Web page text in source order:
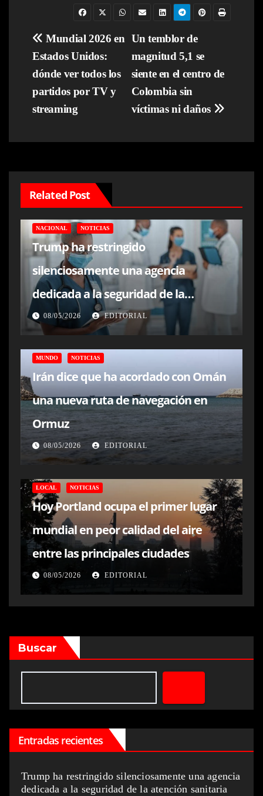
Navegación
de
entradas
Un temblor de
magnitud 5,1 se
siente en el centro de
Colombia sin
víctimas ni daños
Mundial 2026 en
Estados Unidos:
dónde ver todos los
partidos por TV y
streaming
Related Post
NACIONAL NOTICIAS
Trump ha restringido
silenciosamente una agencia
dedicada a la seguridad de la
atención sanitaria
08/05/2026 EDITORIAL
MUNDO NOTICIAS
Irán dice que ha acordado con Omán
una nueva ruta de navegación en
Ormuz
08/05/2026 EDITORIAL
LOCAL NOTICIAS
Hoy Portland ocupa el primer lugar
mundial en peor calidad del aire
entre las principales ciudades
08/05/2026 EDITORIAL
Buscar
Entradas recientes
Trump ha restringido silenciosamente una agencia
dedicada a la seguridad de la atención sanitaria